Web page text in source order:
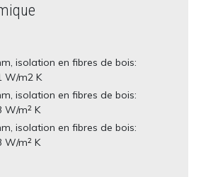
isolation en fibres de bois:
W/m2 K
isolation en fibres de bois:
W/m2K
isolation en fibres de bois:
W/m2K